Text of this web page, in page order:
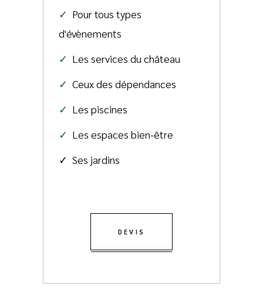
✓ Pour tous types
d'évènements
✓ Les services du château
✓ Ceux des dépendances
✓ Les piscines
✓ Les espaces bien-être
✓ Ses jardins
DEVIS